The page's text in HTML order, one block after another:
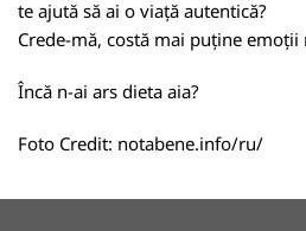
te ajută să ai o viață autentică?
Crede-mă, costă mai puține emoții
Încă n-ai ars dieta aia?
Foto Credit: notabene.info/ru/